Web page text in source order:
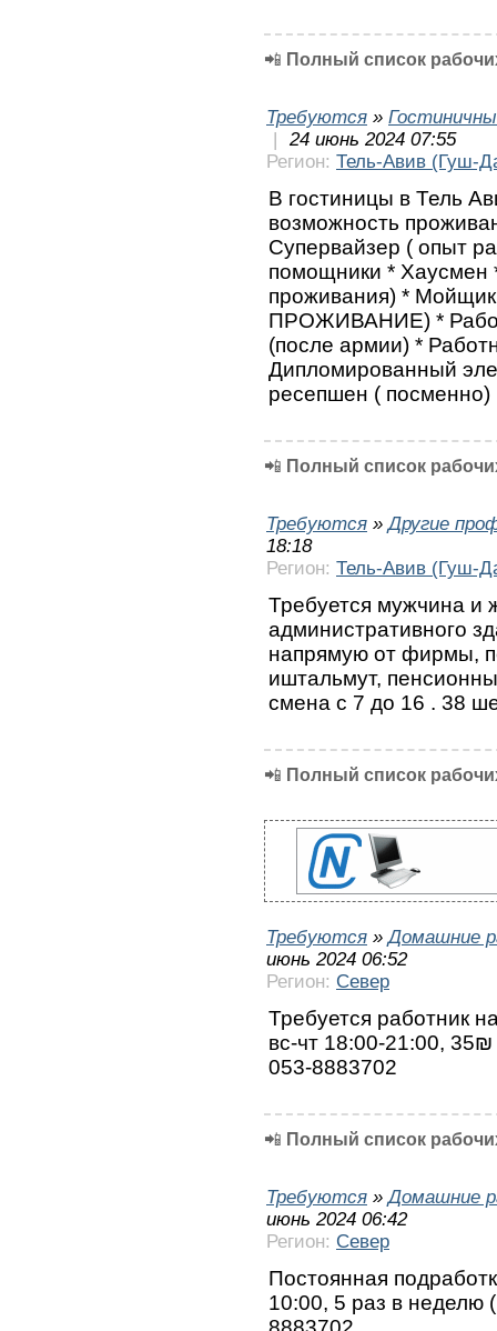
📲 Полный список
Требуются »
|
24 июнь 2024 07:55
Регион: Тель-Авив (Гуш-
В гостиницы в Тель
возможность
Супервайзер ( опыт
помощники *
проживания) *
ПРОЖИВАНИЕ) *
(после армии) *
Дипломированный
ресепшен (
📲 Полный список
Требуются »Другие
18:18
Регион: Тель-Авив (Гуш-
Требуется мужчина и
административного
напрямую от фирмы,
иштальмут,
смена с 7 до 16 . 38
📲 Полный список
Требуются »Домашние
июнь 2024 06:52
Регион: Север
Требуется работник
вс-чт 18:00-21:00,
053-8883702
📲 Полный список
Требуются »Домашние
июнь 2024 06:42
Регион: Север
Постоянная
10:00, 5 раз в неделю